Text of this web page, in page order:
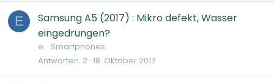
E
Samsung A5 (2017) : Mikro defekt, Wasser
eingedrungen?
e. Smartphones
Antworten 2 18. Oktober 2017